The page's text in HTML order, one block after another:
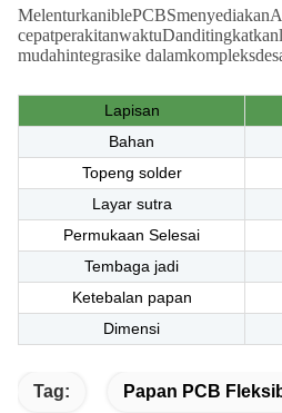
MelenturkaniblePCBSmenyediakanA
cepatperakitanwaktuDanditingkatkan
mudahintegrasike dalamkompleks
Lapisan
Bahan
Topeng solder
Layar sutra
Permukaan Selesai
Tembaga jadi
Ketebalan papan
Dimensi
Tag: Papan PCB